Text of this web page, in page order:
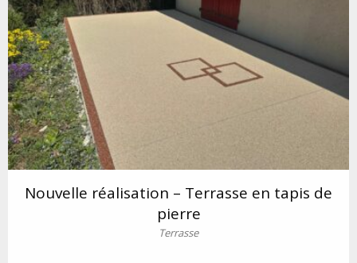
Nouvelle réalisation – Terrasse en tapis de
pierre
Terrasse